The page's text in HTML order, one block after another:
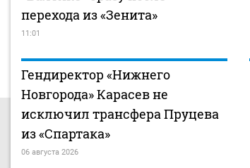
перехода из «Зенита»
11:01
Гендиректор «Нижнего
Новгорода» Карасев не
исключил трансфера Пруцева
из «Спартака»
06 августа 2026